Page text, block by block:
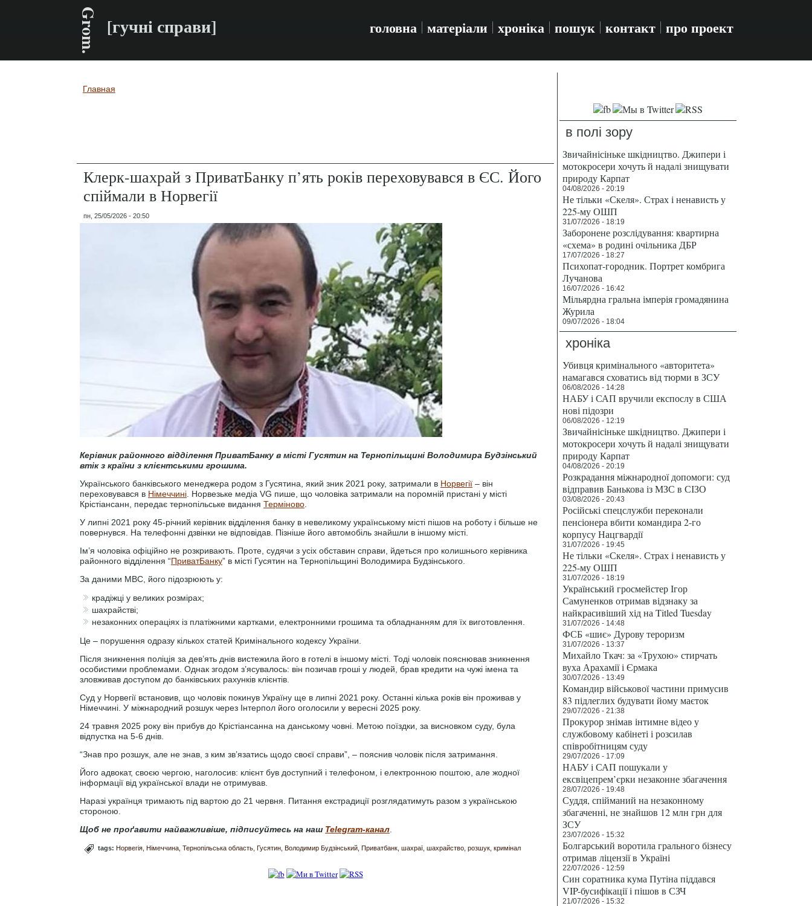
Grom. [гучні справи] головна матеріали хроніка пошук контакт про проект
Вы здесь
Главная
Клерк-шахрай з ПриватБанку п’ять років переховувався в ЄС. Його
спіймали в Норвегії
пн, 25/05/2026 - 20:50
Керівник районного відділення ПриватБанку в місті Гусятин на Тернопільщині Володимира Будзінський
втік з країни з клієнтськими грошима.
Українського банківського менеджера родом з Гусятина, який зник 2021 року, затримали в Норвегії – він
переховувався в Німеччині . Норвезьке медіа VG пише, що чоловіка затримали на поромній пристані у місті
Крістіансанн, передає тернопільське видання Терміново
У липні 2021 року 45-річний керівник відділення банку в невеликому українському місті пішов на роботу і більше не
повернувся. На телефонні дзвінки не відповідав. Пізніше його автомобіль знайшли в іншому місті.
Ім’я чоловіка офіційно не розкривають. Проте, судячи з усіх обставин справи, йдеться про колишнього керівника
районного відділення “ПриватБанку” в місті Гусятин на Тернопільщині Володимира Будзінського.
За даними МВС, його підозрюють у:
крадіжці у великих розмірах;
шахрайстві;
незаконних операціях із платіжними картками, електронними грошима та обладнанням для їх виготовлення.
Це – порушення одразу кількох статей Кримінального кодексу України.
Після зникнення поліція за дев’ять днів вистежила його в готелі в іншому місті. Тоді чоловік пояснював зникнення
особистими проблемами. Однак згодом з’ясувалось: він позичав гроші у людей, брав кредити на чужі імена та
зловживав доступом до банківських рахунків клієнтів.
Суд у Норвегії встановив, що чоловік покинув Україну ще в липні 2021 року. Останні кілька років він проживав у
Німеччині. У міжнародний розшук через Інтерпол його оголосили у вересні 2025 року.
24 травня 2025 року він прибув до Крістіансанна на данському човні. Метою поїздки, за висновком суду, була
відпустка на 5-6 днів.
“Знав про розшук, але не знав, з ким зв’язатись щодо своєї справи”, – пояснив чоловік після затримання.
Його адвокат, своєю чергою, наголосив: клієнт був доступний і телефоном, і електронною поштою, але жодної
інформації від української влади не отримував.
Наразі українця тримають під вартою до 21 червня. Питання екстрадиції розглядатимуть разом з українською
стороною.
Щоб не проґавити найважливіше, підписуйтесь на наш Telegram-канал
tags: Норвегія Німеччина Тернопільська область Гусятин Володимир Будзінський Приватбанк шахраї шахрайство розшук кримінал
в полі зору
Звичайнісіньке шкідництво. Джипери і
мотокросери хочуть й надалі знищувати
природу Карпат
04/08/2026 - 20:19
Не тільки «Скеля». Страх і ненависть у
225-му ОШП
31/07/2026 - 18:19
Заборонене розслідування: квартирна
«схема» в родині очільника ДБР
17/07/2026 - 18:27
Психопат-городник. Портрет комбрига
Лучанова
16/07/2026 - 16:42
Мільярдна гральна імперія громадянина
Журила
09/07/2026 - 18:04
хроніка
Убивця кримінального «авторитета»
намагався сховатись від тюрми в ЗСУ
06/08/2026 - 14:28
НАБУ і САП вручили експослу в США
нові підозри
06/08/2026 - 12:19
Звичайнісіньке шкідництво. Джипери і
мотокросери хочуть й надалі знищувати
природу Карпат
04/08/2026 - 20:19
Розкрадання міжнародної допомоги: суд
відправив Банькова із МЗС в СІЗО
03/08/2026 - 20:43
Російські спецслужби переконали
пенсіонера вбити командира 2-го
корпусу Нацгвардії
31/07/2026 - 19:45
Не тільки «Скеля». Страх і ненависть у
225-му ОШП
31/07/2026 - 18:19
Український гросмейстер Ігор
Самуненков отримав відзнаку за
найкрасивіший хід на Titled Tuesday
31/07/2026 - 14:48
ФСБ «шиє» Дурову тероризм
31/07/2026 - 13:37
Михайло Ткач: за «Трухою» стирчать
вуха Арахамії і Єрмака
30/07/2026 - 13:49
Командир військової частини примусив
83 підлеглих будувати йому маєток
29/07/2026 - 21:38
Прокурор знімав інтимне відео у
службовому кабінеті і розсилав
співробітницям суду
29/07/2026 - 17:09
НАБУ і САП пошукали у
ексвіцепрем’єрки незаконне збагачення
28/07/2026 - 19:48
Суддя, спійманий на незаконному
збагаченні, не знайшов 12 млн грн для
ЗСУ
23/07/2026 - 15:32
Болгарський воротила грального бізнесу
отримав ліцензії в Україні
22/07/2026 - 12:59
Син соратника кума Путіна піддався
VIP-бусифікації і пішов в СЗЧ
21/07/2026 - 15:32